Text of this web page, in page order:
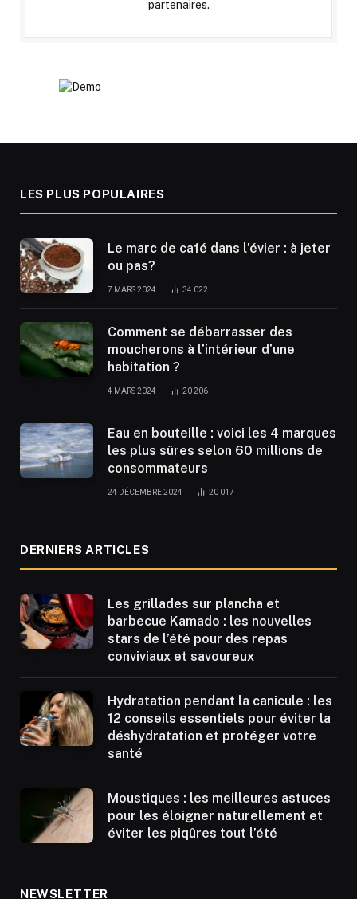
partenaires.
LES PLUS POPULAIRES
Le marc de café dans l’évier : à jeter
ou pas?
7 MARS 2024 34 022
Comment se débarrasser des
moucherons à l’intérieur d’une
habitation ?
4 MARS 2024 20 206
Eau en bouteille : voici les 4 marques
les plus sûres selon 60 millions de
consommateurs
24 DÉCEMBRE 2024 20 017
DERNIERS ARTICLES
Les grillades sur plancha et
barbecue Kamado : les nouvelles
stars de l’été pour des repas
conviviaux et savoureux
Hydratation pendant la canicule : les
12 conseils essentiels pour éviter la
déshydratation et protéger votre
santé
Moustiques : les meilleures astuces
pour les éloigner naturellement et
éviter les piqûres tout l’été
NEWSLETTER